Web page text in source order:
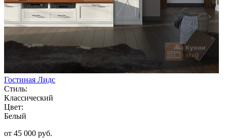
Гостиная Лидс
Стиль:
Классический
Цвет:
Белый
от 45 000 руб.